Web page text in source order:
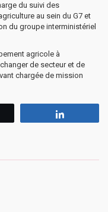
du suivi des
au sein du G7 et
du groupe interministériel
agricole à
de secteur et de
chargée de mission